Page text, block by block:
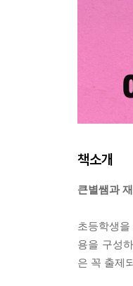
책소개
큰별쌤과
초등학생
용을 구성
은 꼭 출제